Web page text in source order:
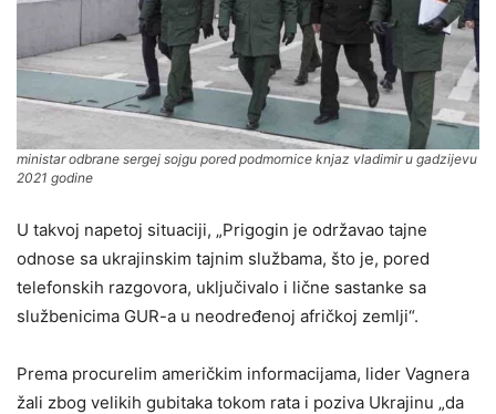
ministar odbrane sergej sojgu pored podmornice knjaz vladimir u gadzijevu
2021 godine
U takvoj napetoj situaciji, „Prigogin je održavao tajne
odnose sa ukrajinskim tajnim službama, što je, pored
telefonskih razgovora, uključivalo i lične sastanke sa
službenicima GUR-a u neodređenoj afričkoj zemlji“.
Prema procurelim američkim informacijama, lider Vagnera
žali zbog velikih gubitaka tokom rata i poziva Ukrajinu „da